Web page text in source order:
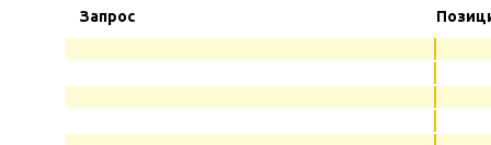
Запрос